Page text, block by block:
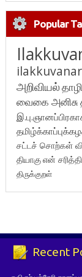
Popular
ilakkuvanar
அறிவியல்
வைகை அனிசு
சட்டச் சொற்கள்
தியாகுஎன்
திருக்குறள்
Recent